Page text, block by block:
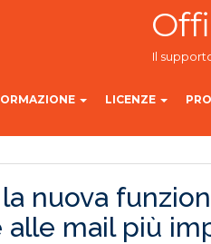
Il
LICENZE
nuova
alle mail più